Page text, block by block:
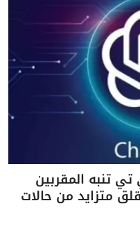
تنبه المقربين
متزايد من حالات